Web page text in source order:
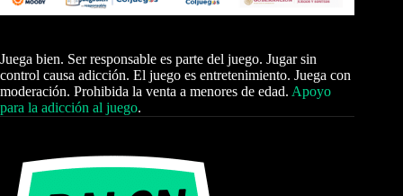
Juega bien. Ser responsable es parte del juego. Jugar sin
control causa adicción. El juego es entretenimiento. Juega con
moderación. Prohibida la venta a menores de edad. Apoyo
para la adicción al juego.